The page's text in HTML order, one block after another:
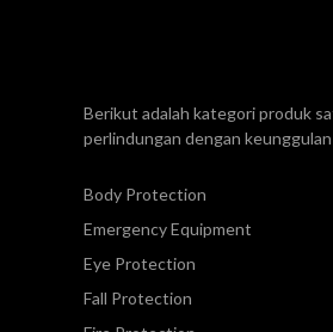
Berikut adalah kategori produk
perlindungan dengan
Body Protection
Emergency Equipment
Eye Protection
Fall Protection